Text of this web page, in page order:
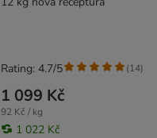
1 099 Kč
92 Kč / kg
1 022 Kč
Rating: 4.7/5 (14)